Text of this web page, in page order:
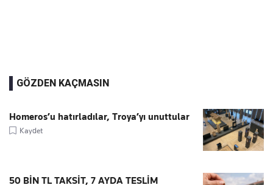
GÖZDEN KAÇMASIN
Homeros’u hatırladılar, Troya’yı unuttular
Kaydet
50 BİN TL TAKSİT, 7 AYDA TESLİM